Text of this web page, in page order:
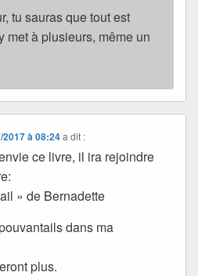
tu sauras que tout est
met à plusieurs, même un
2017 à 08:24 a dit :
ce livre, il ira rejoindre
» de Bernadette
dans ma
plus.